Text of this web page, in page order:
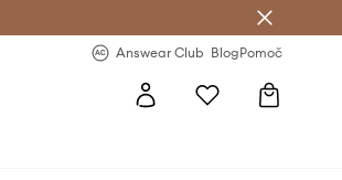
Answear Club BlogPomoč